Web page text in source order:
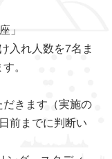
」
入れ人数を7名ま
。
きます（実施の
前までに判断い